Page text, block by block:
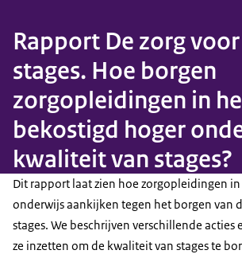
Rapport De zorg
stages. Hoe borgen
zorgopleidingen in
bekostigd hoger
kwaliteit van stages?
Dit rapport laat zien hoe zorgopleidingen
onderwijs aankijken tegen het borgen van
stages. We beschrijven verschillende acties
ze inzetten om de kwaliteit van stages te